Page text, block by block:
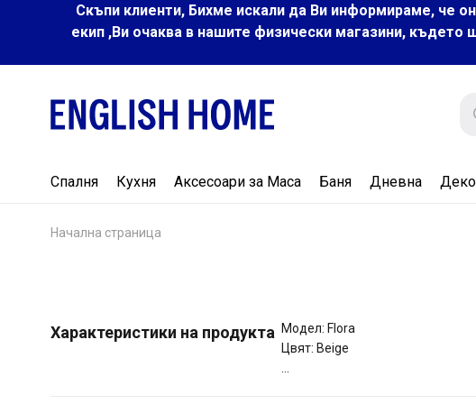
Скъпи клиенти, Бихме искали да Ви информираме, че
екип ,Ви очаква в нашите физически магазини,
Спалня Кухня Аксесоари за Маса Баня Дневна
Начална страница
Характеристики на продукта
Модел: Flora
Цвят: Beige